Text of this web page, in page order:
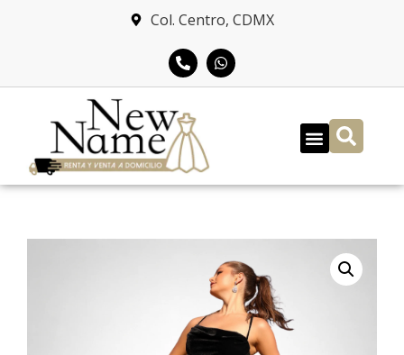
Col. Centro, CDMX